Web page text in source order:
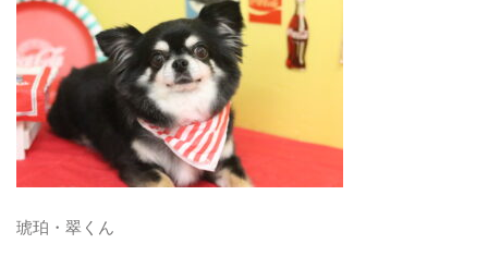
琥珀・翠くん